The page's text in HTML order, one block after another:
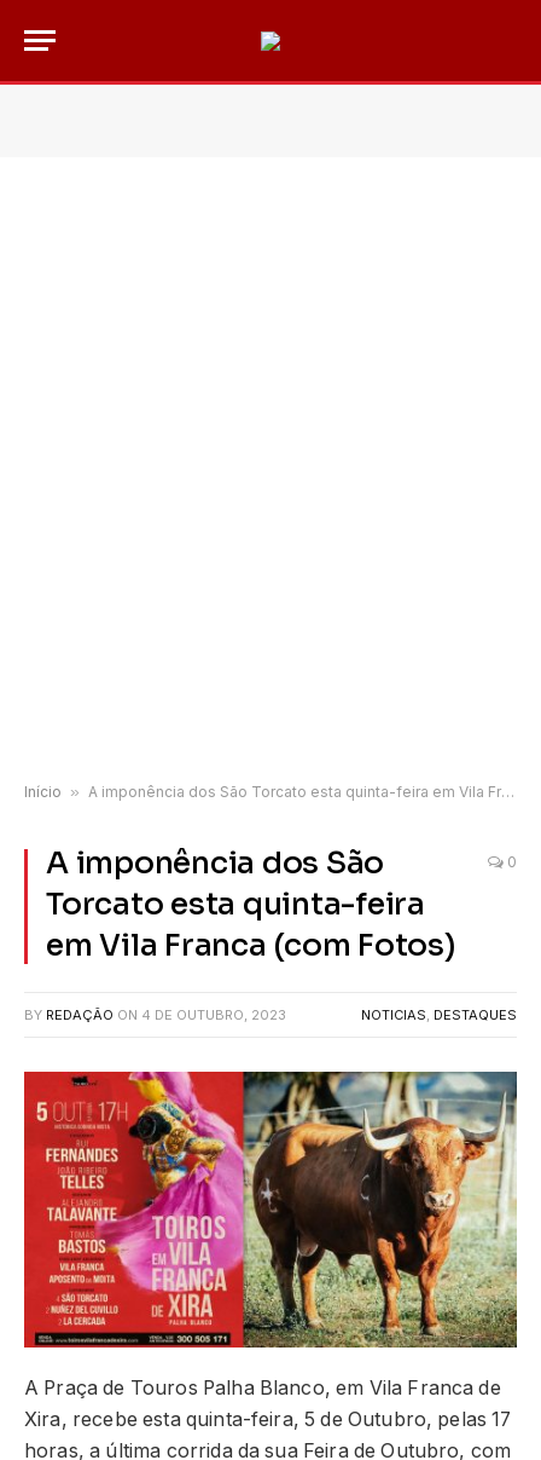
Início » A imponência dos São Torcato esta quinta-feira em Vila Franca (com Fotos)
A imponência dos São
Torcato esta quinta-feira
em Vila Franca (com Fotos)
0
BY REDAÇÃO ON 4 DE OUTUBRO, 2023 NOTICIAS, DESTAQUES
A Praça de Touros Palha Blanco, em Vila Franca de
Xira, recebe esta quinta-feira, 5 de Outubro, pelas 17
horas, a última corrida da sua Feira de Outubro, com